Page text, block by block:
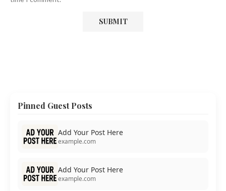
Pinned Guest Posts
Add Your Post Here
example.com
Add Your Post Here
example.com